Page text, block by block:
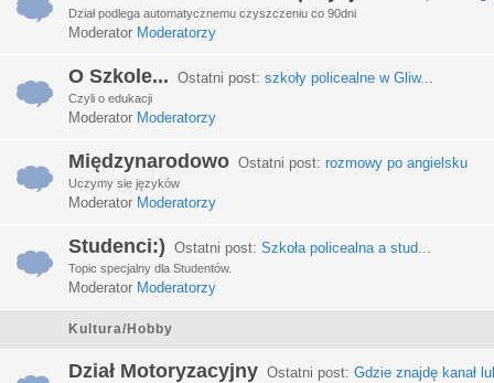
Dział podlega automatycznemu czyszczeniu co 90dni
Moderator Moderatorzy
O Szkole... Ostatni post: szkoły policealne w Gliw...
Czyli o edukacji
Moderator Moderatorzy
Międzynarodowo Ostatni post: rozmowy po angielsku
Uczymy sie języków
Moderator Moderatorzy
Studenci:) Ostatni post: Szkoła policealna a stud...
Topic specjalny dla Studentów.
Moderator Moderatorzy
Kultura/Hobby
Dział Motoryzacyjny Ostatni post: Gdzie znajdę kanał